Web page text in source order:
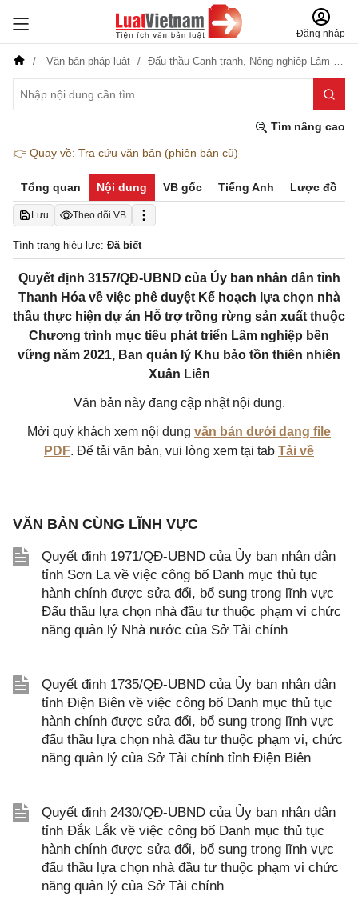
Đăng nhập
Văn bản pháp luật Đấu thầu-Cạnh tranh, Nông nghiệp-Lâm nghiệp
Tìm nâng cao
👉 Quay về: Tra cứu văn bản (phiên bản cũ)
Tổng quan Nội dung VB gốc Tiếng Anh Lược đồ
Lưu Theo dõi VB
Tình trạng hiệu lực: Đã biết
Quyết định 3157/QĐ-UBND của Ủy ban nhân dân tỉnh
Thanh Hóa về việc phê duyệt Kế hoạch lựa chọn nhà
thầu thực hiện dự án Hỗ trợ trồng rừng sản xuất thuộc
Chương trình mục tiêu phát triển Lâm nghiệp bền
vững năm 2021, Ban quản lý Khu bảo tồn thiên nhiên
Xuân Liên
Văn bản này đang cập nhật nội dung.
Mời quý khách xem nội dung văn bản dưới dạng file
PDF. Để tải văn bản, vui lòng xem tại tab Tải về
VĂN BẢN CÙNG LĨNH VỰC
Quyết định 1971/QĐ-UBND của Ủy ban nhân dân
tỉnh Sơn La về việc công bố Danh mục thủ tục
hành chính được sửa đổi, bổ sung trong lĩnh vực
Đấu thầu lựa chọn nhà đầu tư thuộc phạm vi chức
năng quản lý Nhà nước của Sở Tài chính
Quyết định 1735/QĐ-UBND của Ủy ban nhân dân
tỉnh Điện Biên về việc công bố Danh mục thủ tục
hành chính được sửa đổi, bổ sung trong lĩnh vực
đấu thầu lựa chọn nhà đầu tư thuộc phạm vi, chức
năng quản lý của Sở Tài chính tỉnh Điện Biên
Quyết định 2430/QĐ-UBND của Ủy ban nhân dân
tỉnh Đắk Lắk về việc công bố Danh mục thủ tục
hành chính được sửa đổi, bổ sung trong lĩnh vực
đấu thầu lựa chọn nhà đầu tư thuộc phạm vi chức
năng quản lý của Sở Tài chính